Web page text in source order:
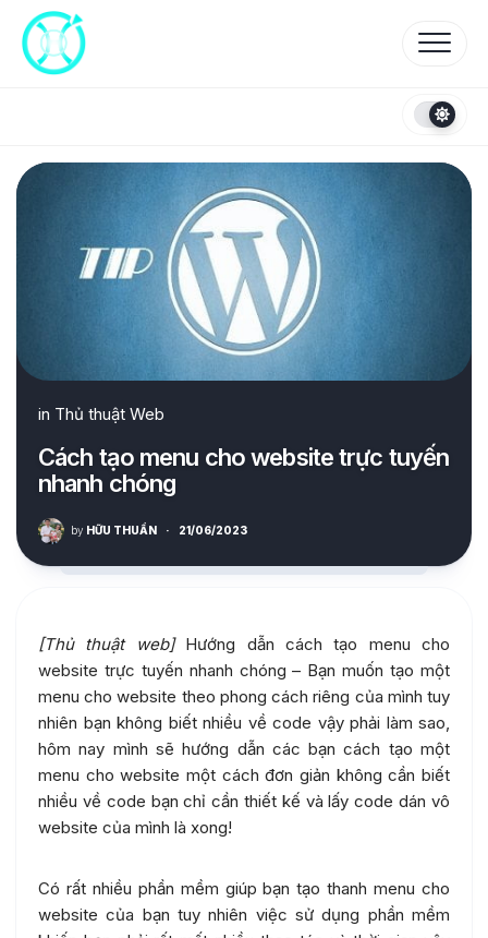
content
in Thủ thuật Web
Cách tạo menu cho website trực tuyến
nhanh chóng
by HỮU THUẦN · 21/06/2023
[Thủ thuật web]Hướng dẫn cách tạo menu cho
website trực tuyến nhanh chóng – Bạn muốn tạo một
menu cho website theo phong cách riêng của mình tuy
nhiên bạn không biết nhiều về code vậy phải làm sao,
hôm nay mình sẽ hướng dẫn các bạn cách tạo một
menu cho website một cách đơn giản không cần biết
nhiều về code bạn chỉ cần thiết kế và lấy code dán vô
website của mình là xong!
Có rất nhiều phần mềm giúp bạn tạo thanh menu cho
website của bạn tuy nhiên việc sử dụng phần mềm